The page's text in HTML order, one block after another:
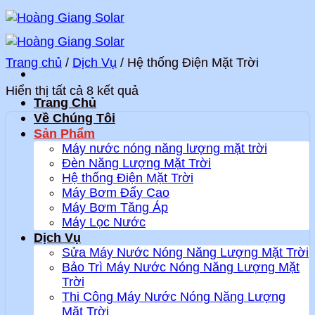
Bỏ
qua
nội
dung
Trang Chủ
Về Chúng Tôi
Sản Phẩm
Máy nước nóng năng lượng mặt trời
Đèn Năng Lượng Mặt Trời
Hệ thống Điện Mặt Trời
Máy Bơm Đẩy Cao
Máy Bơm Tăng Áp
Máy Lọc Nước
Dịch Vụ
Sửa Máy Nước Nóng Năng Lượng Mặt Trời
Bảo Trì Máy Nước Nóng Năng Lượng Mặt
Trời
Thi Công Máy Nước Nóng Năng Lượng
Mặt Trời
Trang chủ / Dịch Vụ / Hệ thống Điện Mặt Trời
Hiển thị tất cả 8 kết quả